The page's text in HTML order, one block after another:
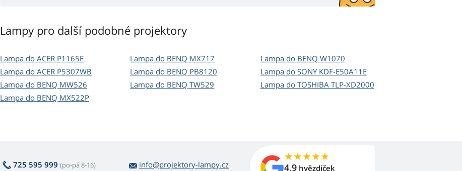
Lampy pro další podobné projektory
Lampa do ACER P1165E
Lampa do ACER P5307WB
Lampa do BENQ MW526
Lampa do BENQ MX522P
Lampa do BENQ MX717
Lampa do BENQ PB8120
Lampa do BENQ TW529
Lampa do BENQ W1070
Lampa do SONY KDF-E50A11E
Lampa do TOSHIBA TLP-XD2000
725 595 999 (po-pá 8-16) info@projektory-lampy.cz 4,9 hvězdiček